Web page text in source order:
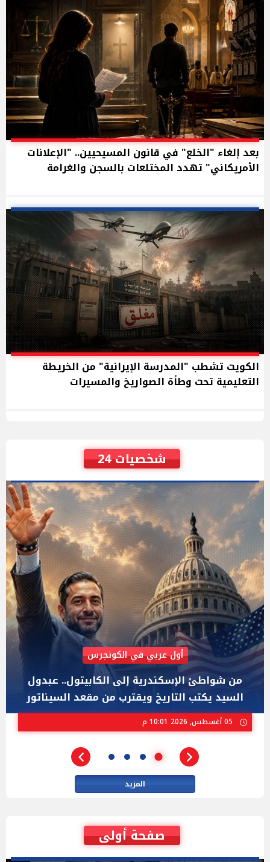
بعد إلغاء "الخلع" في قانون المسيحيين.. "الإعلانات
الأمريكاني" تهدد المختلعات بالسجن والغرامة
الكويت تشطب "المدرسة الإيرانية" من الخريطة
التعليمية تحت وطأة الصواريخ والمسيرات
شخصيات 24
AIPAC رصدت 30 مليون دولار لإضعافه
"عبد الرحمن السيد" المصري الذى يواجه "هايلي
ستيفنز" وإيباك الاسرائيلية بإنتخابات ميشيجان
المزيد
صفحة أولى